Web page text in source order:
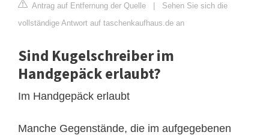
Antrag auf Entfernung der Quelle | Sehen Sie sich die
vollständige Antwort auf taschenkaufhaus.de an
Sind Kugelschreiber im
Handgepäck erlaubt?
Im Handgepäck erlaubt
Manche Gegenstände, die im aufgegebenen